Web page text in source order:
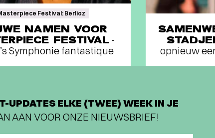
Festival: Berlioz
NAMEN VOOR
FESTIVAL -
Symphonie fantastique
opnieuw
UPDATES ELKE (TWEE) WEEK IN JE
AAN VOOR ONZE NIEUWSBRIEF!